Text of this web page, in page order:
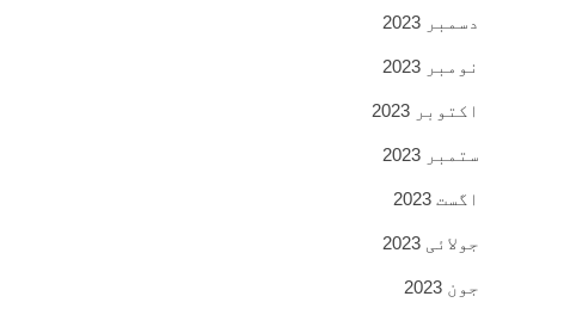
دسمبر 2023
نومبر 2023
اکتوبر 2023
ستمبر 2023
اگست 2023
جولائی 2023
جون 2023